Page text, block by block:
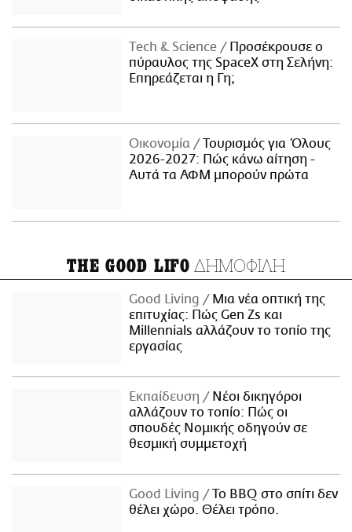
Τech & Science
Προσέκρουσε ο
πύραυλος της SpaceX στη Σελήνη:
Επηρεάζεται η Γη;
Οικονομία
Τουρισμός για Όλους
2026-2027: Πώς κάνω αίτηση -
Αυτά τα ΑΦΜ μπορούν πρώτα
THE GOOD LIFO ΔΗΜΟΦΙΛΗ
Good Living
Μια νέα οπτική της
επιτυχίας: Πώς Gen Zs και
Millennials αλλάζουν το τοπίο της
εργασίας
Εκπαίδευση
Νέοι δικηγόροι
αλλάζουν το τοπίο: Πώς οι
σπουδές Νομικής οδηγούν σε
θεσμική συμμετοχή
Good Living
Το BBQ στο σπίτι δεν
θέλει χώρο. Θέλει τρόπο.